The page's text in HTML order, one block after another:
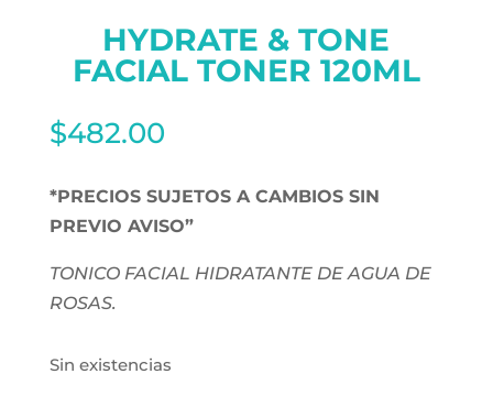
HYDRATE & TONE
FACIAL TONER 120ML
$482.00
*PRECIOS SUJETOS A CAMBIOS SIN
PREVIO AVISO”
TONICO FACIAL HIDRATANTE DE AGUA DE
ROSAS.
Sin existencias